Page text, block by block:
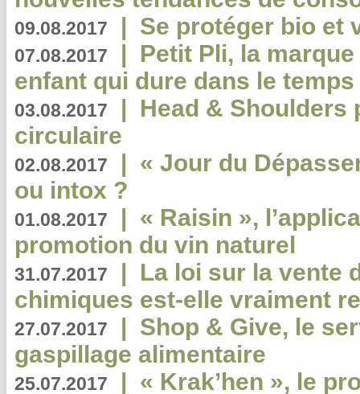
09.08.2017 | Se protéger bio et
07.08.2017 | Petit Pli, la
enfant qui dure dans le temps
03.08.2017 | Head & Shoulders
circulaire
02.08.2017 | « Jour du
ou intox ?
01.08.2017 | « Raisin »,
promotion du vin naturel
31.07.2017 | La loi sur la vente
chimiques est-elle vraiment
27.07.2017 | Shop & Give, le
gaspillage alimentaire
25.07.2017 | « Krak’hen », le